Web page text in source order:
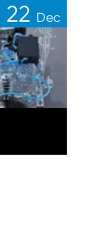
22 Dec